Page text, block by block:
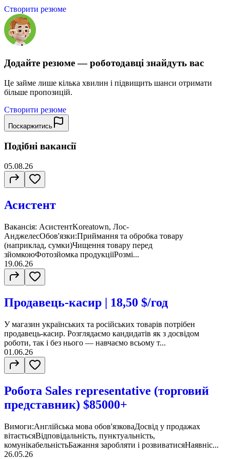
Створити резюме
Додайте резюме — роботодавці знайдуть вас
Це займе лише кілька хвилин і підвищить шанси отримати
більше пропозицій.
Створити резюме
Поскаржитись
Подібні вакансії
05.08.26
Асистент
Вакансія: АсистентKoreatown, Лос-
АнджелесОбов'язки:Приймання та обробка товару
(наприклад, сумки)Чищення товару перед
зйомкоюФотозйомка продукціїРозмі...
19.06.26
Продавець-касир | 18,50 $/год
У магазин українських та російських товарів потрібен
продавець-касир. Розглядаємо кандидатів як з досвідом
роботи, так і без нього — навчаємо всьому т...
01.06.26
Робота Sales representative (торговий
представник) $85000+
Вимоги:Англійська мова обов'язковаДосвід у продажах
вітаєтьсяВідповідальність, пунктуальність,
комунікабельністьБажання заробляти і розвиватисяНаявніс...
26.05.26